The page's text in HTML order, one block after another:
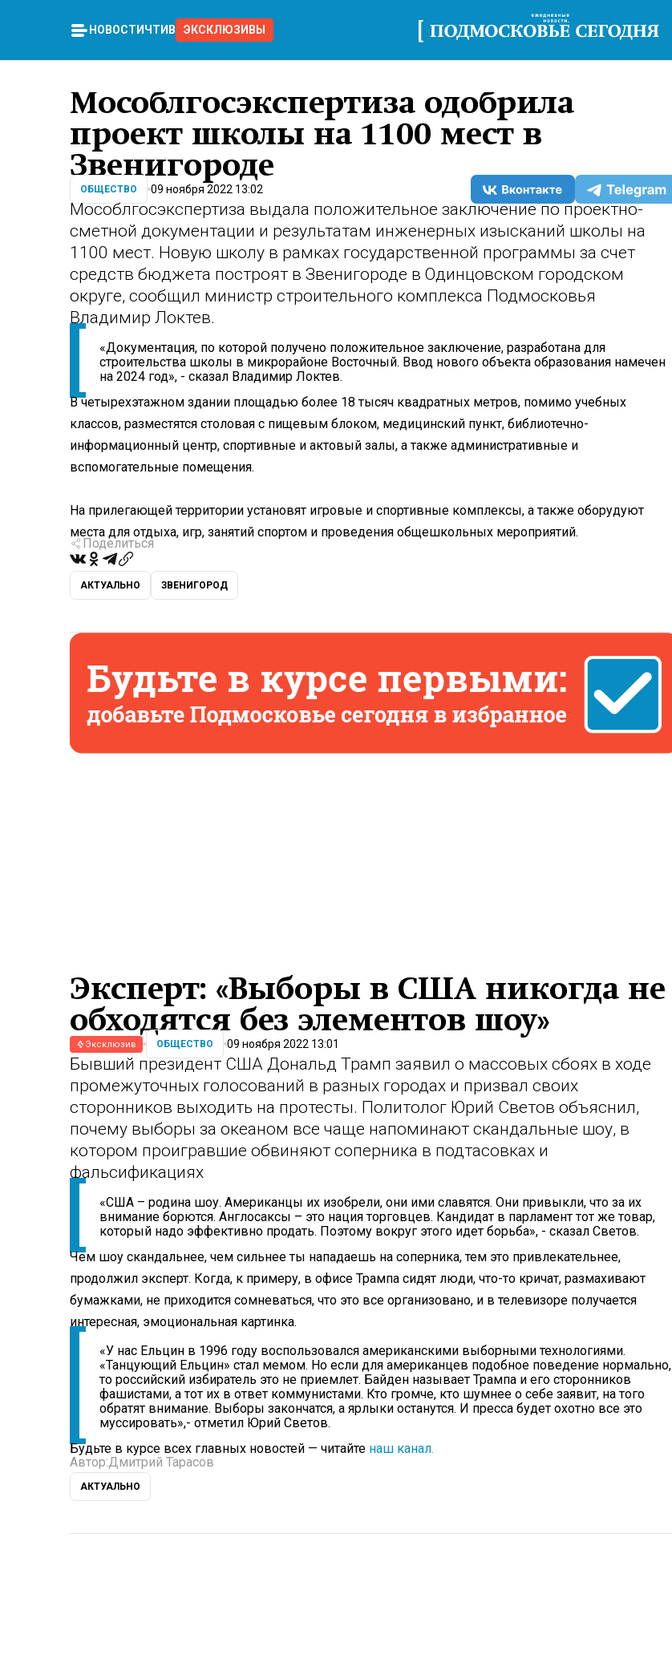
НОВОСТИ ЧТИВО ЭКСКЛЮЗИВЫ
Мособлгосэкспертиза одобрила
проект школы на 1100 мест в
Звенигороде
ОБЩЕСТВО 09 ноября 2022 13:02
Мособлгосэкспертиза выдала положительное заключение по проектно-
сметной документации и результатам инженерных изысканий школы на
1100 мест. Новую школу в рамках государственной программы за счет
средств бюджета построят в Звенигороде в Одинцовском городском
округе, сообщил министр строительного комплекса Подмосковья
Владимир Локтев.
«Документация, по которой получено положительное заключение, разработана для
строительства школы в микрорайоне Восточный. Ввод нового объекта образования намечен
на 2024 год», - сказал Владимир Локтев.
В четырехэтажном здании площадью более 18 тысяч квадратных метров, помимо учебных
классов, разместятся столовая с пищевым блоком, медицинский пункт, библиотечно-
информационный центр, спортивные и актовый залы, а также административные и
вспомогательные помещения.
На прилегающей территории установят игровые и спортивные комплексы, а также оборудуют
места для отдыха, игр, занятий спортом и проведения общешкольных мероприятий.
Поделиться
АКТУАЛЬНО ЗВЕНИГОРОД
Эксперт: «Выборы в США никогда не
обходятся без элементов шоу»
Эксклюзив ОБЩЕСТВО 09 ноября 2022 13:01
Бывший президент США Дональд Трамп заявил о массовых сбоях в ходе
промежуточных голосований в разных городах и призвал своих
сторонников выходить на протесты. Политолог Юрий Светов объяснил,
почему выборы за океаном все чаще напоминают скандальные шоу, в
котором проигравшие обвиняют соперника в подтасовках и
фальсификациях
«США – родина шоу. Американцы их изобрели, они ими славятся. Они привыкли, что за их
внимание борются. Англосаксы – это нация торговцев. Кандидат в парламент тот же товар,
который надо эффективно продать. Поэтому вокруг этого идет борьба», - сказал Светов.
Чем шоу скандальнее, чем сильнее ты нападаешь на соперника, тем это привлекательнее,
продолжил эксперт. Когда, к примеру, в офисе Трампа сидят люди, что-то кричат, размахивают
бумажками, не приходится сомневаться, что это все организовано, и в телевизоре получается
интересная, эмоциональная картинка.
«У нас Ельцин в 1996 году воспользовался американскими выборными технологиями.
«Танцующий Ельцин» стал мемом. Но если для американцев подобное поведение нормально,
то российский избиратель это не приемлет. Байден называет Трампа и его сторонников
фашистами, а тот их в ответ коммунистами. Кто громче, кто шумнее о себе заявит, на того
обратят внимание. Выборы закончатся, а ярлыки останутся. И пресса будет охотно все это
муссировать»,- отметил Юрий Светов.
Будьте в курсе всех главных новостей — читайте наш канал.
Автор:Дмитрий Тарасов
АКТУАЛЬНО